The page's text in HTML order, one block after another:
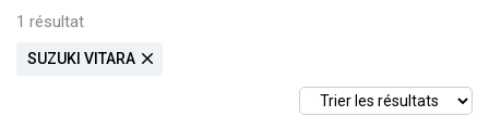
1 résultat
SUZUKI VITARA close